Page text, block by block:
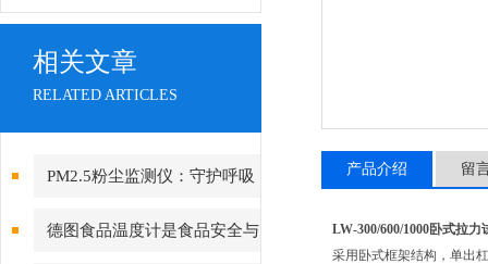
相关文章
RELATED ARTICLES
PM2.5粉尘监测仪：守护呼吸
健康的“空气哨兵”
德图食品温度计是食品安全与
产品介绍 留
LW-300/600/1000卧式拉力
采用卧式框架结构，单出